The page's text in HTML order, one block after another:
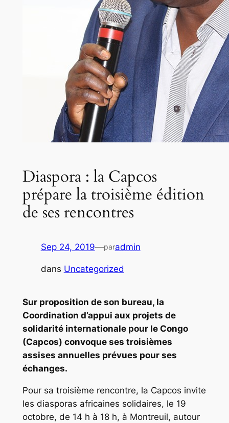
Diaspora : la Capcos
prépare la troisième édition
de ses rencontres
Sep 24, 2019—paradmin
dans Uncategorized
Sur proposition de son bureau, la
Coordination d’appui aux projets de
solidarité internationale pour le Congo
(Capcos) convoque ses troisièmes
assises annuelles prévues pour ses
échanges.
Pour sa troisième rencontre, la Capcos invite
les diasporas africaines solidaires, le 19
octobre, de 14 h à 18 h, à Montreuil, autour